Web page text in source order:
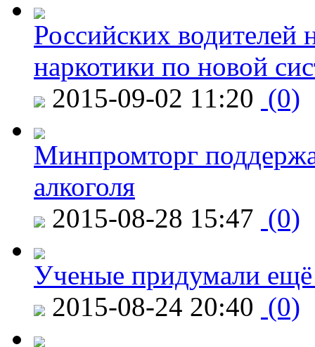
Российских водителей
наркотики по новой
2015-09-02 11:20 (0)
Минпромторг
алкоголя
2015-08-28 15:47 (0)
Ученые придумали ещё
2015-08-24 20:40 (0)